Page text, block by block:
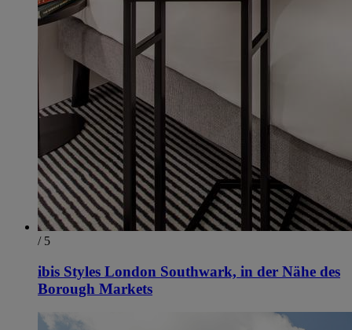
/ 5
ibis Styles London Southwark, in der Nähe des
Borough Markets